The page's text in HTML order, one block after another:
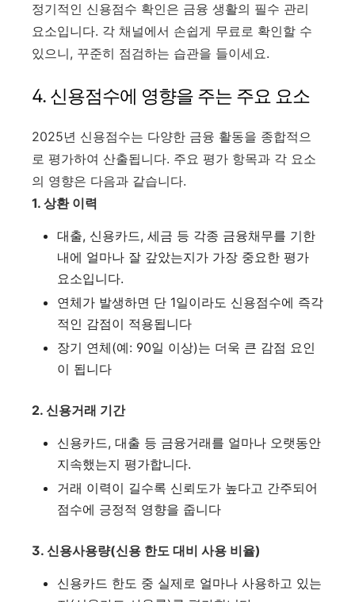
정기적인 신용점수 확인은 금융 생활의 필수 관리
요소입니다. 각 채널에서 손쉽게 무료로 확인할 수
있으니, 꾸준히 점검하는 습관을 들이세요.
4. 신용점수에 영향을 주는 주요 요소
2025년 신용점수는 다양한 금융 활동을 종합적으
로 평가하여 산출됩니다. 주요 평가 항목과 각 요소
의 영향은 다음과 같습니다.
1. 상환 이력
대출, 신용카드, 세금 등 각종 금융채무를 기한
내에 얼마나 잘 갚았는지가 가장 중요한 평가
요소입니다.
연체가 발생하면 단 1일이라도 신용점수에 즉각
적인 감점이 적용됩니다
장기 연체(예: 90일 이상)는 더욱 큰 감점 요인
이 됩니다
2. 신용거래 기간
신용카드, 대출 등 금융거래를 얼마나 오랫동안
지속했는지 평가합니다.
거래 이력이 길수록 신뢰도가 높다고 간주되어
점수에 긍정적 영향을 줍니다
3. 신용사용량(신용 한도 대비 사용 비율)
신용카드 한도 중 실제로 얼마나 사용하고 있는